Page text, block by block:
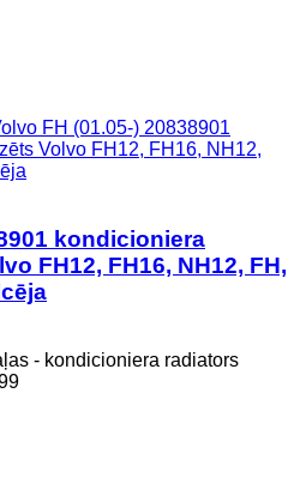
FH (01.05-) 20838901
Volvo FH12, FH16, NH12,
kondicioniera
FH12, FH16, NH12, FH,
- kondicioniera radiators